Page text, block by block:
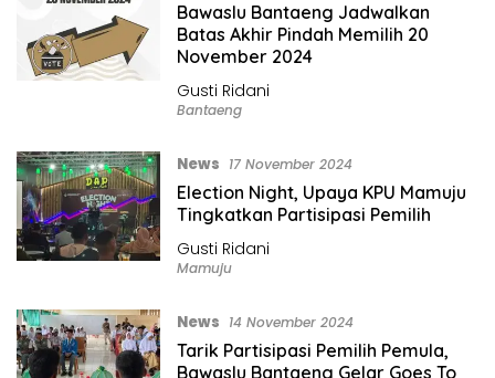
Bawaslu Bantaeng Jadwalkan
Batas Akhir Pindah Memilih 20
November 2024
Gusti Ridani
Bantaeng
News 17 November 2024
Election Night, Upaya KPU Mamuju
Tingkatkan Partisipasi Pemilih
Gusti Ridani
Mamuju
News 14 November 2024
Tarik Partisipasi Pemilih Pemula,
Bawaslu Bantaeng Gelar Goes To